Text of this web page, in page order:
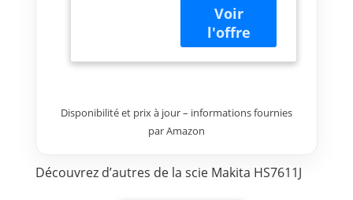
65 mm à 0 degré
et 45 mm à 45
degrés Coupes
biseautées de 0 à
coupe les plus
courantes Levier à
rapide de la
Disponibilité et prix à jour – informations fournies
par Amazon
Découvrez d’autres de la scie Makita HS7611J